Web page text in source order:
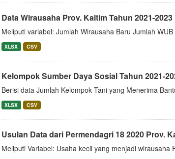
Data Wirausaha Prov. Kaltim Tahun 2021-2023
Meliputi variabel: Jumlah Wirausaha Baru Jumlah
XLSX CSV
Kelompok Sumber Daya Sosial Tahun 2021-
Berisi data Jumlah Kelompok Tani yang Menerima
XLSX CSV
Usulan Data dari Permendagri 18 2020 Prov.
Meliputi Variabel: Usaha kecil yang menjadi